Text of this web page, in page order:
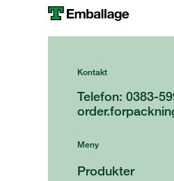
Kontakt
Telefon: 0383-
Meny
Produkter